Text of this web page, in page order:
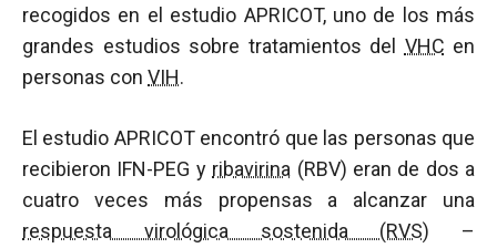
recogidos en el estudio APRICOT, uno de los más
grandes estudios sobre tratamientos del VHC en
personas con VIH.
El estudio APRICOT encontró que las personas que
recibieron IFN-PEG y ribavirina (RBV) eran de dos a
cuatro veces más propensas a alcanzar una
respuesta virológica sostenida (RVS) –